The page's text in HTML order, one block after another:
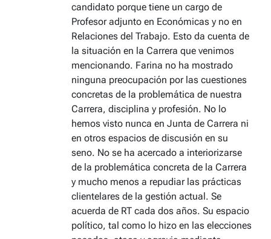
candidato porque tiene un cargo de
Profesor adjunto en Económicas y no en
Relaciones del Trabajo. Esto da cuenta de
la situación en la Carrera que venimos
mencionando. Farina no ha mostrado
ninguna preocupación por las cuestiones
concretas de la problemática de nuestra
Carrera, disciplina y profesión. No lo
hemos visto nunca en Junta de Carrera ni
en otros espacios de discusión en su
seno. No se ha acercado a interiorizarse
de la problemática concreta de la Carrera
y mucho menos a repudiar las prácticas
clientelares de la gestión actual. Se
acuerda de RT cada dos años. Su espacio
político, tal como lo hizo en las elecciones